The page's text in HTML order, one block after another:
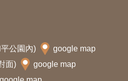
公園內)
google map
面)
google map